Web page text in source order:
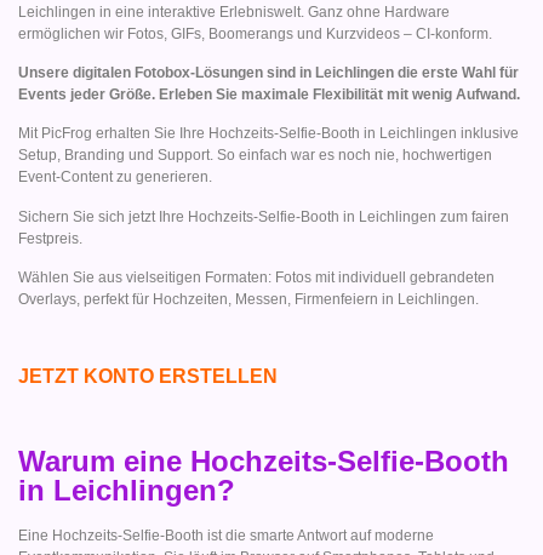
Leichlingen in eine interaktive Erlebniswelt. Ganz ohne Hardware
ermöglichen wir Fotos, GIFs, Boomerangs und Kurzvideos – CI-konform.
Unsere digitalen Fotobox-Lösungen sind in Leichlingen die erste Wahl für
Events jeder Größe. Erleben Sie maximale Flexibilität mit wenig Aufwand.
Mit PicFrog erhalten Sie Ihre Hochzeits-Selfie-Booth in Leichlingen inklusive
Setup, Branding und Support. So einfach war es noch nie, hochwertigen
Event-Content zu generieren.
Sichern Sie sich jetzt Ihre Hochzeits-Selfie-Booth in Leichlingen zum fairen
Festpreis.
Wählen Sie aus vielseitigen Formaten: Fotos mit individuell gebrandeten
Overlays, perfekt für Hochzeiten, Messen, Firmenfeiern in Leichlingen.
JETZT KONTO ERSTELLEN
Warum eine Hochzeits-Selfie-Booth
in Leichlingen?
Eine Hochzeits-Selfie-Booth ist die smarte Antwort auf moderne